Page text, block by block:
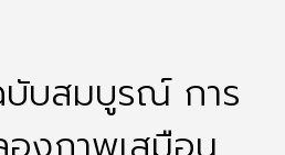
บับสมบูรณ์ การ